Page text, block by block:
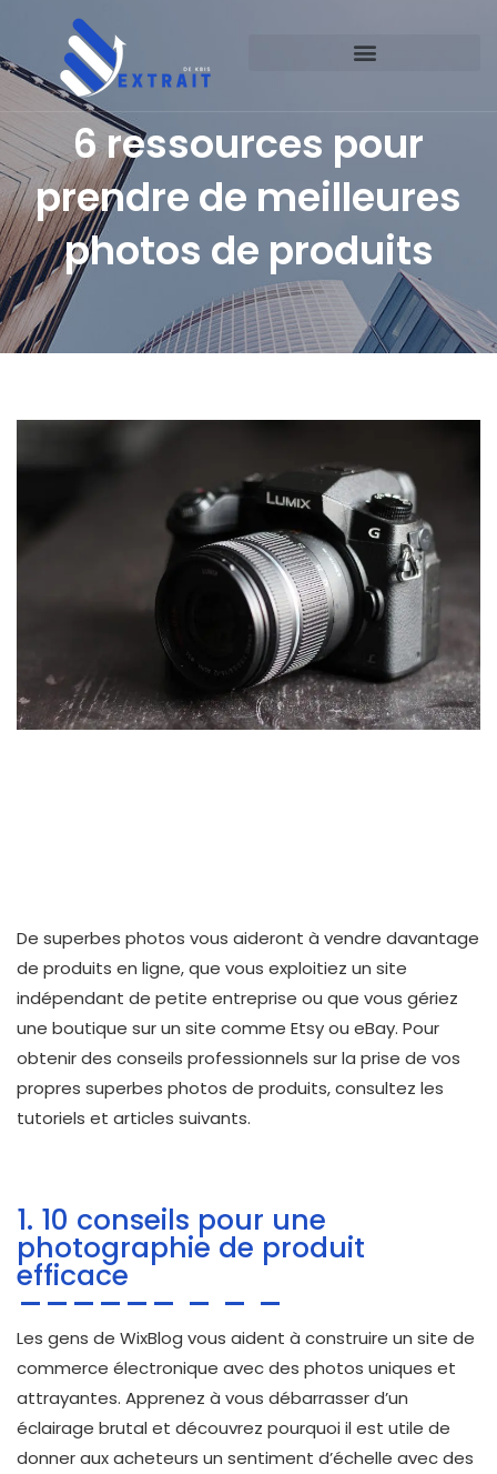
6 ressources pour
prendre de meilleures
photos de produits
De superbes photos vous aideront à vendre davantage
de produits en ligne, que vous exploitiez un site
indépendant de petite entreprise ou que vous gériez
une boutique sur un site comme Etsy ou eBay. Pour
obtenir des conseils professionnels sur la prise de vos
propres superbes photos de produits, consultez les
tutoriels et articles suivants.
1. 10 conseils pour une
photographie de produit
efficace
Les gens de WixBlog vous aident à construire un site de
commerce électronique avec des photos uniques et
attrayantes. Apprenez à vous débarrasser d’un
éclairage brutal et découvrez pourquoi il est utile de
donner aux acheteurs un sentiment d’échelle avec des